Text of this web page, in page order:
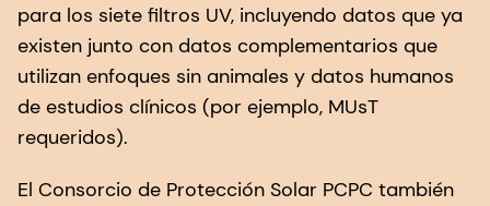
para los siete filtros UV, incluyendo datos que ya
existen junto con datos complementarios que
utilizan enfoques sin animales y datos humanos
de estudios clínicos (por ejemplo, MUsT
requeridos).
El Consorcio de Protección Solar PCPC también